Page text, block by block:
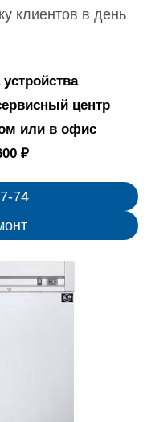
клиентов в день
центр
или в офис
₽
74